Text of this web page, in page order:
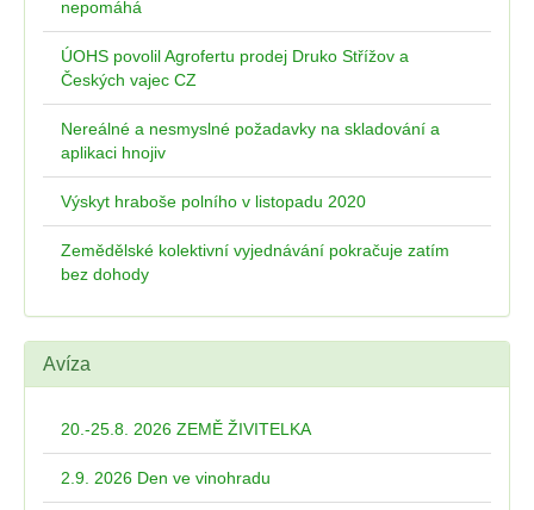
nepomáhá
ÚOHS povolil Agrofertu prodej Druko Střížov a
Českých vajec CZ
Nereálné a nesmyslné požadavky na skladování a
aplikaci hnojiv
Výskyt hraboše polního v listopadu 2020
Zemědělské kolektivní vyjednávání pokračuje zatím
bez dohody
Avíza
20.-25.8. 2026 ZEMĚ ŽIVITELKA
2.9. 2026 Den ve vinohradu